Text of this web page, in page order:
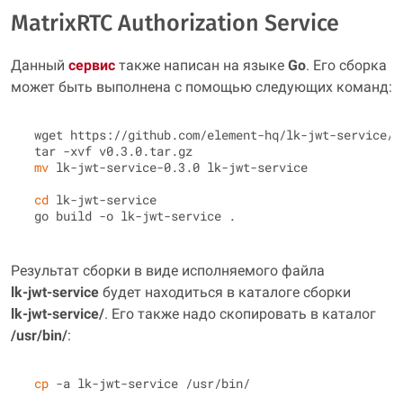
MatrixRTC Authorization Service
Данный сервис также написан на языке Go. Его сборка
может быть выполнена с помощью следующих команд:
wget https://github.com/element-hq/lk-jwt-
tar -xvf v0.3.0.tar.gz
mv lk-jwt-service-0.3.0 lk-jwt-service
cd lk-jwt-service
Результат сборки в виде исполняемого файла
lk‑jwt‑service будет находиться в каталоге сборки
lk‑jwt‑service/. Его также надо скопировать в каталог
/usr/bin/:
cp